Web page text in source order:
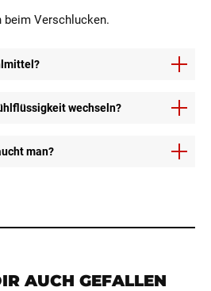
beim Verschlucken.
den Motor und schützt ihn vor
wechseln?
einmal pro Jahr zu
man?
AUCH GEFALLEN